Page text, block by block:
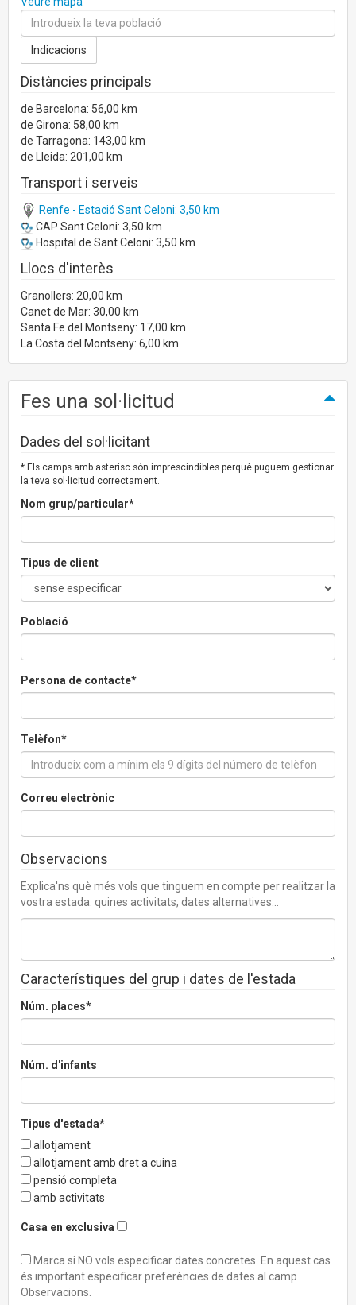
Distàncies principals
de Barcelona: 56,00 km
de Girona: 58,00 km
de Tarragona: 143,00 km
de Lleida: 201,00 km
Transport i serveis
Renfe - Estació Sant Celoni: 3,50 km
CAP Sant Celoni: 3,50 km
Hospital de Sant Celoni: 3,50 km
Llocs d'interès
Granollers: 20,00 km
Canet de Mar: 30,00 km
Santa Fe del Montseny: 17,00 km
La Costa del Montseny: 6,00 km
Fes una sol·licitud
Dades del sol·licitant
* Els camps amb asterisc són imprescindibles perquè puguem gestionar
la teva sol·licitud correctament.
Nom grup/particular*
Tipus de client
Població
Persona de contacte*
Telèfon*
Correu electrònic
Observacions
Explica'ns què més vols que tinguem en compte per realitzar la
vostra estada: quines activitats, dates alternatives...
Característiques del grup i dates de l'estada
Núm. places*
Núm. d'infants
Tipus d'estada*
allotjament
allotjament amb dret a cuina
pensió completa
amb activitats
Casa en exclusiva
Marca si NO vols especificar dates concretes. En aquest cas
és important especificar preferències de dates al camp
Observacions.